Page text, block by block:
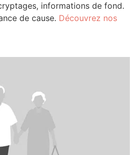
informations de fond.
de cause. Découvrez nos